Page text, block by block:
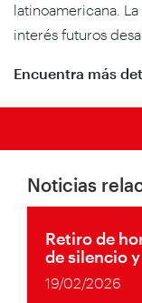
latinoamericana.
interés futuros
Encuentra más
Noticias
Retiro de
de silencio
19/02/2026